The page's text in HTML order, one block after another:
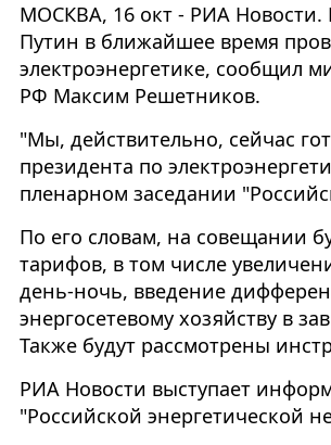
МОСКВА, 16 окт - РИА
Путин в ближайшее время
электроэнергетике, сообщил
РФ Максим Решетников.
"Мы, действительно, сейчас
президента по
пленарном заседании
По его словам, на совещании
тарифов, в том числе
день-ночь, введение
энергосетевому хозяйству в
Также будут рассмотрены
РИА Новости выступает
"Российской энергетической